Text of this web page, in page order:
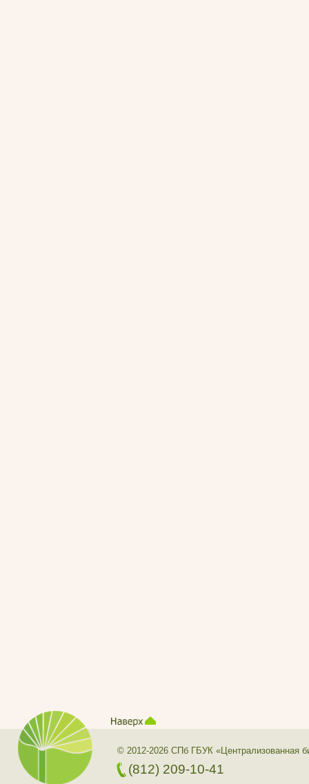
© 2012-2026 СПб ГБУК «Централизованная
(812) 209-10-41